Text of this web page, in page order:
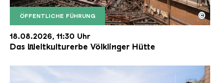
ÖFFENTLICHE FÜHRUNG
Der Erzschrägaufzug der Völklinger Hütte mit
Copyright: Weltkulturerbe Völklinger Hütte | Karl
©
18.08.2026, 11:30 Uhr
Das Weltkulturerbe Völklinger Hütte